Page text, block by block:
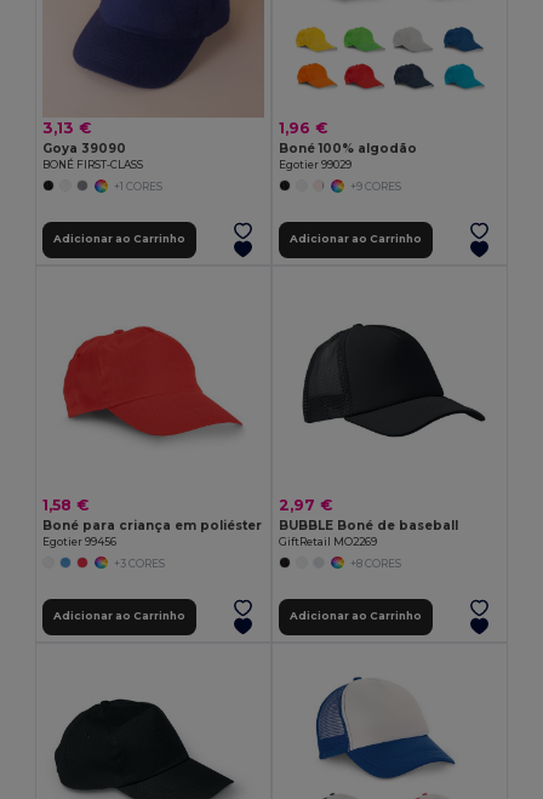
3,13 €
Goya 39090
BONÉ FIRST-CLASS
+1 CORES
Adicionar ao Carrinho
1,96 €
Boné 100% algodão
Egotier 99029
+9 CORES
Adicionar ao Carrinho
1,58 €
Boné para criança em poliéster
Egotier 99456
+3 CORES
Adicionar ao Carrinho
2,97 €
BUBBLE Boné de baseball
GiftRetail MO2269
+8 CORES
Adicionar ao Carrinho